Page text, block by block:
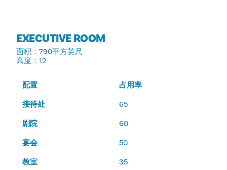
EXECUTIVE ROOM
面积 ：790平方英尺
高度 ：12
配置 占用率
接待处 65
剧院 60
宴会 50
教室 35